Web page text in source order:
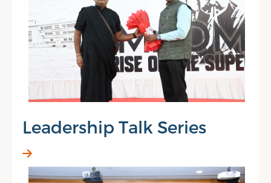
Leadership Talk Series